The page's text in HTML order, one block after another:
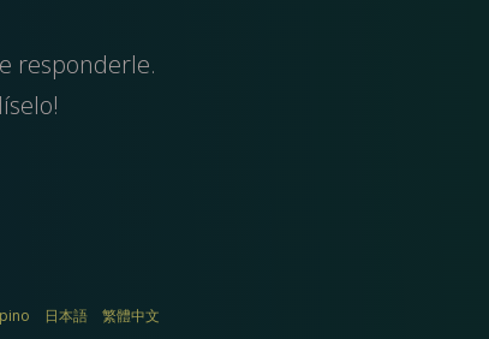
responderle.
日本語 繁體中文